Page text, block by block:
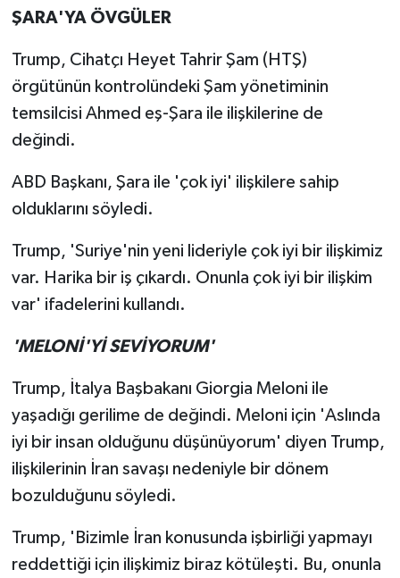
ŞARA'YA ÖVGÜLER
Trump, Cihatçı Heyet Tahrir Şam (HTŞ)
örgütünün kontrolündeki Şam yönetiminin
temsilcisi Ahmed eş-Şara ile ilişkilerine de
değindi.
ABD Başkanı, Şara ile 'çok iyi' ilişkilere sahip
olduklarını söyledi.
Trump, 'Suriye'nin yeni lideriyle çok iyi bir ilişkimiz
var. Harika bir iş çıkardı. Onunla çok iyi bir ilişkim
var' ifadelerini kullandı.
'MELONİ'Yİ SEVİYORUM'
Trump, İtalya Başbakanı Giorgia Meloni ile
yaşadığı gerilime de değindi. Meloni için 'Aslında
iyi bir insan olduğunu düşünüyorum' diyen Trump,
ilişkilerinin İran savaşı nedeniyle bir dönem
bozulduğunu söyledi.
Trump, 'Bizimle İran konusunda işbirliği yapmayı
reddettiği için ilişkimiz biraz kötüleşti. Bu, onunla